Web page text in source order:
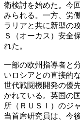
衛検討を始めた。今
みられる。一方、労
ラリアと共に新型の
Ｓ（オーカス）安全
れた。
一部の欧州指導者と
いロシアとの直接的
世代戦闘機開発の優
かれている。英国の
所（ＲＵＳＩ）のジ
当首席研究員は、今